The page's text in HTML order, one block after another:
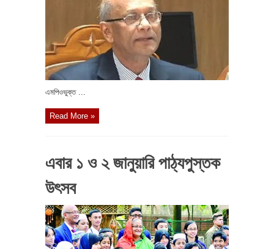
এমপিওভুক্ত ...
Read More »
এবার ১ ও ২ জানুয়ারি পাঠ্যপুস্তক
উৎসব